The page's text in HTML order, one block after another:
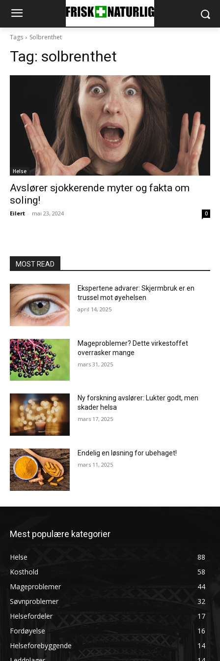
Tags Solbrenthet
Tag: solbrenthet
Helse
Avslører sjokkerende myter og fakta om
soling!
Eilert - mai 23, 2024 0
MOST READ
Ekspertene advarer: Skjermbruk er en
trussel mot øyehelsen
april 14, 2025
Mageproblemer? Dette virkestoffet
overrasker mange
mars 31, 2025
Ny forskning avslører: Lukter godt, men
skader helsa
mars 17, 2025
Endelig en løsning for ubehaget!
mars 11, 2025
Mest populære kategorier
Helse
88
Kosthold
58
Mageproblemer
44
Søvnproblemer
32
Helsefordeler
17
Fordøyelse
16
Helseforebyggende
14